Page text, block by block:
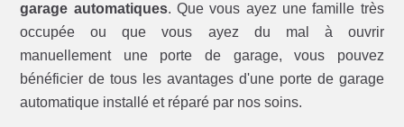
garage automatiques. Que vous ayez une famille très
occupée ou que vous ayez du mal à ouvrir
manuellement une porte de garage, vous pouvez
bénéficier de tous les avantages d'une porte de garage
automatique installé et réparé par nos soins.